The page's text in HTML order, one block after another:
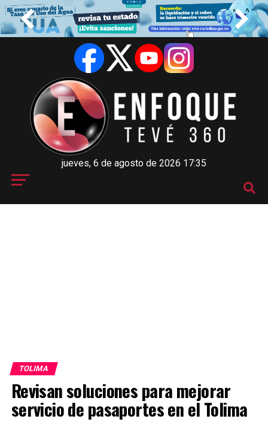
jueves, 6 de agosto de 2026 17:35
TOLIMA
Revisan soluciones para mejorar
servicio de pasaportes en el Tolima